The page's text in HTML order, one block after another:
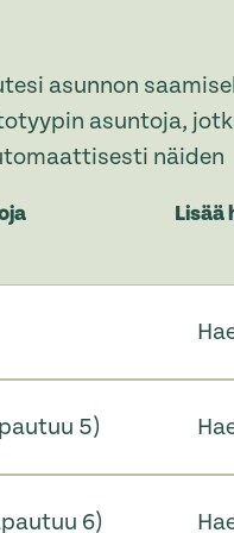
asunnon
asuntoja,
näiden
Lisää
5)
6)